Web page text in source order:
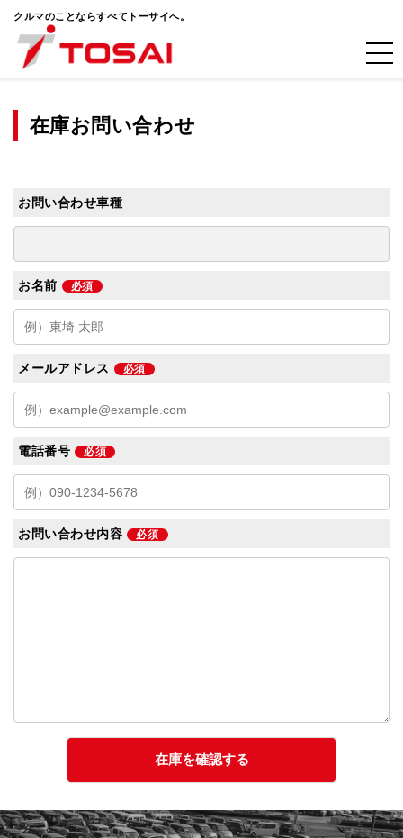
クルマのことならすべてトーサイへ。
在庫お問い合わせ
お問い合わせ車種
お名前 必須
メールアドレス 必須
電話番号 必須
お問い合わせ内容 必須